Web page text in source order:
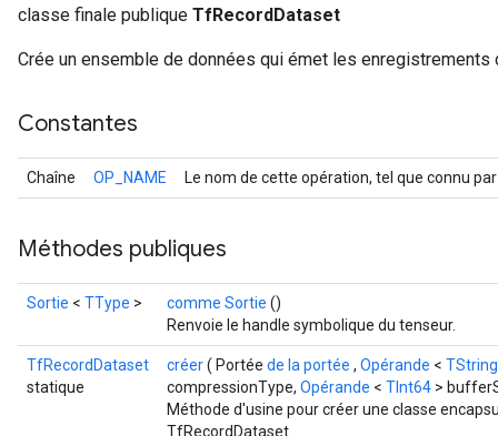
classe finale publique TfRecordDataset
Crée un ensemble de données qui émet les enregistrements
Constantes
Chaîne OP_NAME Le nom de cette opération, tel que connu
Méthodes publiques
Sortie < TType > comme Sortie ()
Renvoie le handle symbolique du tenseur.
TfRecordDataset
statique
créer( Portée de la portée , Opérande < TString
compressionType, Opérande < TInt64 >
Méthode d'usine pour créer une classe
TfRecordDataset.